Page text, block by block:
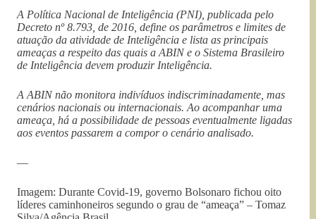
A Política Nacional de Inteligência (PNI), publicada pelo
Decreto nº 8.793, de 2016, define os parâmetros e limites de
atuação da atividade de Inteligência e lista as principais
ameaças a respeito das quais a ABIN e o Sistema Brasileiro
de Inteligência devem produzir Inteligência.
A ABIN não monitora indivíduos indiscriminadamente, mas
cenários nacionais ou internacionais. Ao acompanhar uma
ameaça, há a possibilidade de pessoas eventualmente ligadas
aos eventos passarem a compor o cenário analisado.
—
Imagem: Durante Covid-19, governo Bolsonaro fichou oito
líderes caminhoneiros segundo o grau de “ameaça” – Tomaz